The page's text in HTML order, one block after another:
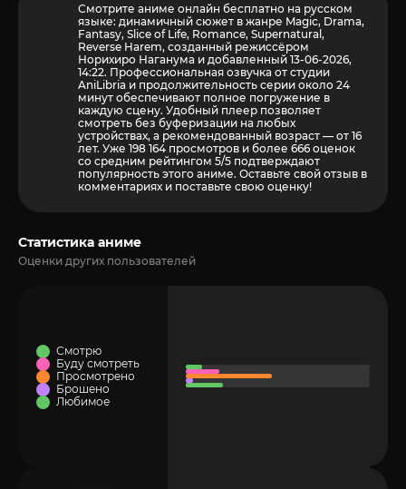
Смотрите аниме онлайн бесплатно на русском
языке: динамичный сюжет в жанре Magic, Drama,
Fantasy, Slice of Life, Romance, Supernatural,
Reverse Harem, созданный режиссёром
Норихиро Наганума и добавленный 13-06-2026,
14:22. Профессиональная озвучка от студии
AniLibria и продолжительность серии около 24
минут обеспечивают полное погружение в
каждую сцену. Удобный плеер позволяет
смотреть без буферизации на любых
устройствах, а рекомендованный возраст — от 16
лет. Уже 198 164 просмотров и более 666 оценок
со средним рейтингом 5/5 подтверждают
популярность этого аниме. Оставьте свой отзыв в
комментариях и поставьте свою оценку!
Статистика аниме
Оценки других пользователей
Смотрю
Буду смотреть
Просмотрено
Брошено
Любимое